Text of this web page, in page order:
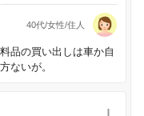
40代/女性/住人
品の買い出しは車か自
ないが。